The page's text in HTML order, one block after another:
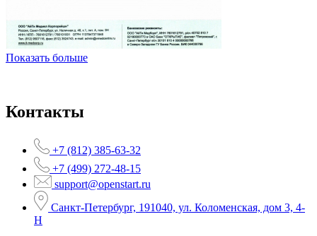
Показать больше
Контакты
+7 (812) 385-63-32
+7 (499) 272-48-15
support@openstart.ru
Санкт-Петербург, 191040, ул. Коломенская, дом 3, 4-
Н